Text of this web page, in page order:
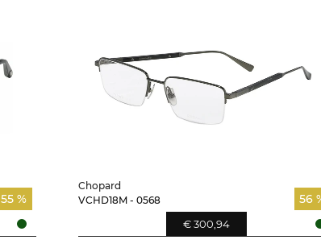
55 %
Chopard
VCHD18M - 0568
56
€ 300,94